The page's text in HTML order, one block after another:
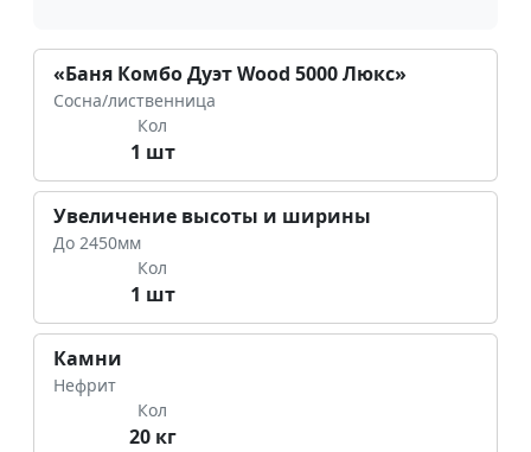
«Баня Комбо Дуэт Wood 5000 Люкс»
Сосна/лиственница
Кол
1 шт
Увеличение высоты и ширины
До 2450мм
Кол
1 шт
Камни
Нефрит
Кол
20 кг